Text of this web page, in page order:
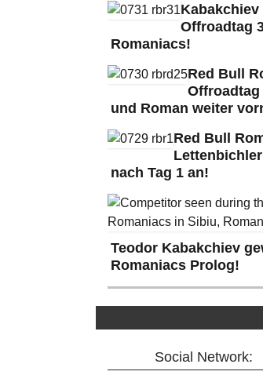
Offroadtag
Romaniacs!
Red Bull
und Roman weiter
Red Bull
nach Tag 1 an!
Teodor Kabakchiev
Romaniacs Prolog!
Social Network: